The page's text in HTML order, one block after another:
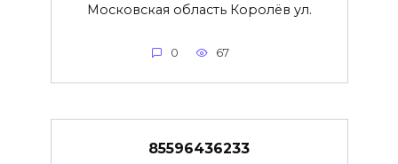
Московская область Королёв ул.
0 67
85596436233